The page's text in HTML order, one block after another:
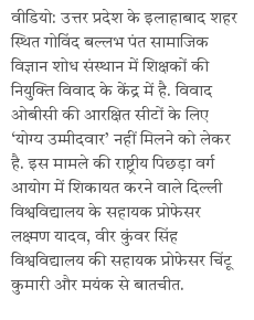
वीडियो: उत्तर प्रदेश के इलाहाबाद शहर
स्थित गोविंद बल्लभ पंत सामाजिक
विज्ञान शोध संस्थान में शिक्षकों की
नियुक्ति विवाद के केंद्र में है. विवाद
ओबीसी की आरक्षित सीटों के लिए
‘योग्य उम्मीदवार’ नहीं मिलने को लेकर
है. इस मामले की राष्ट्रीय पिछड़ा वर्ग
आयोग में शिकायत करने वाले दिल्ली
विश्वविद्यालय के सहायक प्रोफेसर
लक्ष्मण यादव, वीर कुंवर सिंह
विश्वविद्यालय की सहायक प्रोफेसर चिंटू
कुमारी और मयंक से बातचीत.